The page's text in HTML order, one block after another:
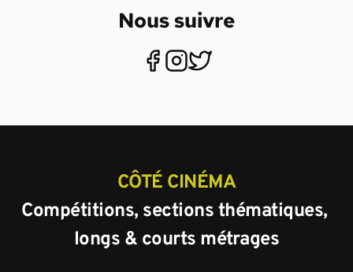
Nous suivre
CÔTÉ CINÉMA
Compétitions, sections thématiques,
longs & courts métrages